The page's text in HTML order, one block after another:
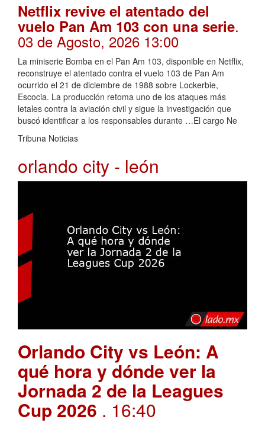
Netflix revive el atentado del
vuelo Pan Am 103 con una serie.
03 de Agosto, 2026 13:00
La miniserie Bomba en el Pan Am 103, disponible en Netflix,
reconstruye el atentado contra el vuelo 103 de Pan Am
ocurrido el 21 de diciembre de 1988 sobre Lockerbie,
Escocia. La producción retoma uno de los ataques más
letales contra la aviación civil y sigue la investigación que
buscó identificar a los responsables durante …El cargo Ne
Tribuna Noticias
orlando city - león
Orlando City vs León: A
qué hora y dónde ver la
Jornada 2 de la Leagues
Cup 2026 . 16:40